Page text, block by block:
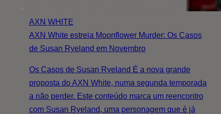
AXN WHITE
AXN White estreia Moonflower Murder: Os Casos
de Susan Ryeland em Novembro
Os Casos de Susan Ryeland É a nova grande
proposta do AXN White, numa segunda temporada
a não perder. Este conteúdo marca um reencontro
com Susan Ryeland, uma personagem que é já